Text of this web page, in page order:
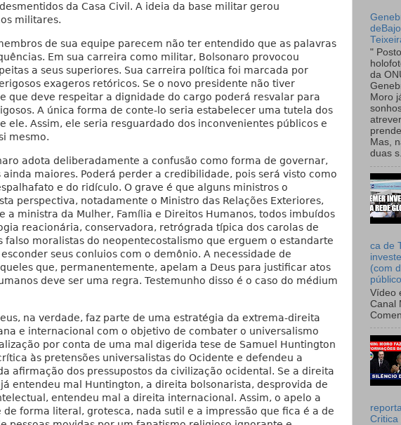
da Casa Civil. A ideia da base militar gerou
militares.
de sua equipe parecem não ter entendido que as palavras
Em sua carreira como militar, Bolsonaro provocou
a seus superiores. Sua carreira política foi marcada por
exageros retóricos. Se o novo presidente não tiver
que deve respeitar a dignidade do cargo poderá resvalar para
A única forma de conte-lo seria estabelecer uma tutela dos
ele. Assim, ele seria resguardado dos inconvenientes públicos e
mesmo.
adota deliberadamente a confusão como forma de governar,
maiores. Poderá perder a credibilidade, pois será visto como
e do ridículo. O grave é que alguns ministros o
perspectiva, notadamente o Ministro das Relações Exteriores,
a ministra da Mulher, Família e Direitos Humanos, todos imbuídos
reacionária, conservadora, retrógrada típica dos carolas de
falso moralistas do neopentecostalismo que erguem o estandarte
seus conluios com o demônio. A necessidade de
que, permanentemente, apelam a Deus para justificar atos
deve ser uma regra. Testemunho disso é o caso do médium
na verdade, faz parte de uma estratégia da extrema-direita
e internacional com o objetivo de combater o universalismo
por conta de uma mal digerida tese de Samuel Huntington
às pretensões universalistas do Ocidente e defendeu a
afirmação dos pressupostos da civilização ocidental. Se a direita
entendeu mal Huntington, a direita bolsonarista, desprovida de
entendeu mal a direita internacional. Assim, o apelo a
de forma literal, grotesca, nada sutil e a impressão que fica é a de
"
da
Moro
Mas,
duas
ca de
(com
Vídeo
Canal
Critica